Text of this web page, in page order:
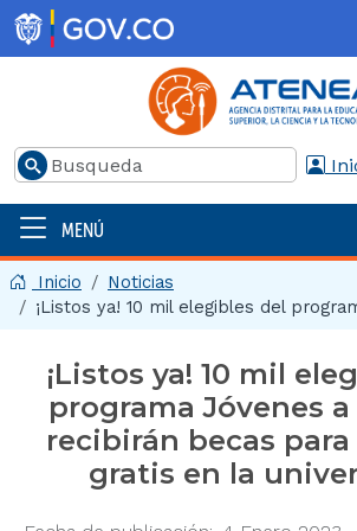
Pasar al contenido principal
Buscar
Menú principal | 2025
MENÚ
Inicio
Noticias
¡Listos ya! 10 mil elegibles del
¡Listos ya! 10 mil
programa Jóvenes
recibirán becas
gratis en la